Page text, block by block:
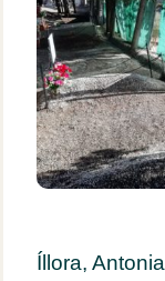
Íllora,